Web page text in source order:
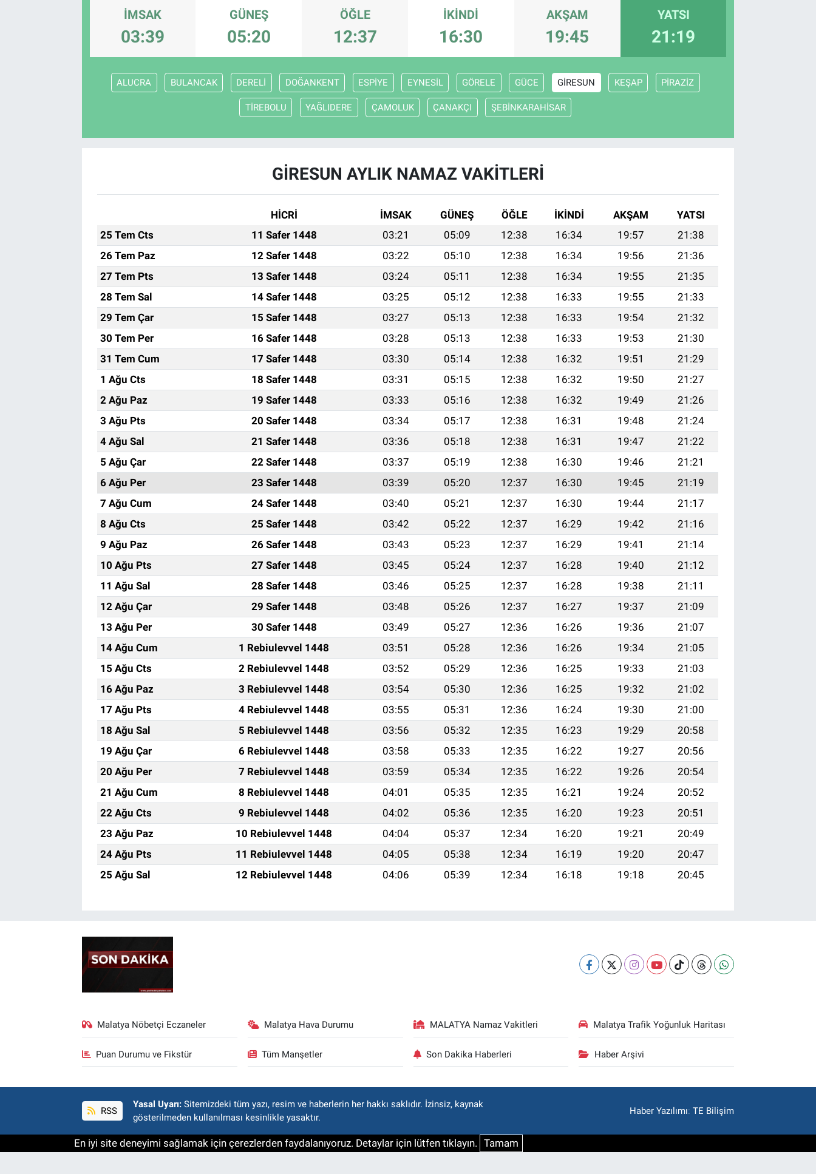
İMSAK
03:39
GÜNEŞ
05:20
ÖĞLE
12:37
İKINDI
16:30
AKŞAM
19:45
YATSI
21:19
ALUCRA BULANCAK DERELİ DOĞANKENT ESPİYE EYNESİL GÖRELE GÜCE GİRESUN KEŞAP PİRAZİZ
TİREBOLU YAĞLIDERE ÇAMOLUK ÇANAKÇI ŞEBİNKARAHİSAR
GİRESUN AYLIK NAMAZ VAKITLERI
HİCRİ İMSAK GÜNEŞ ÖĞLE İKINDI AKŞAM
YATSI
25 Tem Cts
11 Safer 1448 03:21 05:09 12:38 16:34 19:57
21:38
26 Tem Paz
12 Safer 1448 03:22 05:10 12:38 16:34 19:56
21:36
27 Tem Pts
13 Safer 1448 03:24 05:11 12:38 16:34 19:55
21:35
28 Tem Sal
14 Safer 1448 03:25 05:12 12:38 16:33 19:55
21:33
29 Tem Çar
15 Safer 1448 03:27 05:13 12:38 16:33 19:54
21:32
30 Tem Per
16 Safer 1448 03:28 05:13 12:38 16:33 19:53
21:30
31 Tem Cum
17 Safer 1448 03:30 05:14 12:38 16:32 19:51
21:29
1 Ağu Cts
18 Safer 1448 03:31 05:15 12:38 16:32 19:50
21:27
2 Ağu Paz
19 Safer 1448 03:33 05:16 12:38 16:32 19:49
21:26
3 Ağu Pts
20 Safer 1448 03:34 05:17 12:38 16:31 19:48
21:24
4 Ağu Sal
21 Safer 1448 03:36 05:18 12:38 16:31 19:47
21:22
5 Ağu Çar
22 Safer 1448 03:37 05:19 12:38 16:30 19:46
21:21
6 Ağu Per
23 Safer 1448 03:39 05:20 12:37 16:30 19:45
21:19
7 Ağu Cum
24 Safer 1448 03:40 05:21 12:37 16:30 19:44
21:17
8 Ağu Cts
25 Safer 1448 03:42 05:22 12:37 16:29 19:42
21:16
9 Ağu Paz
26 Safer 1448 03:43 05:23 12:37 16:29 19:41
21:14
10 Ağu Pts
27 Safer 1448 03:45 05:24 12:37 16:28 19:40
21:12
11 Ağu Sal
28 Safer 1448 03:46 05:25 12:37 16:28 19:38
21:11
12 Ağu Çar
29 Safer 1448 03:48 05:26 12:37 16:27 19:37
21:09
13 Ağu Per
30 Safer 1448 03:49 05:27 12:36 16:26 19:36
21:07
14 Ağu Cum
1 Rebiulevvel 1448 03:51 05:28 12:36 16:26 19:34
21:05
15 Ağu Cts
2 Rebiulevvel 1448 03:52 05:29 12:36 16:25 19:33
21:03
16 Ağu Paz
3 Rebiulevvel 1448 03:54 05:30 12:36 16:25 19:32
21:02
17 Ağu Pts
4 Rebiulevvel 1448 03:55 05:31 12:36 16:24 19:30
21:00
18 Ağu Sal
5 Rebiulevvel 1448 03:56 05:32 12:35 16:23 19:29
20:58
19 Ağu Çar
6 Rebiulevvel 1448 03:58 05:33 12:35 16:22 19:27
20:56
20 Ağu Per
7 Rebiulevvel 1448 03:59 05:34 12:35 16:22 19:26
20:54
21 Ağu Cum
8 Rebiulevvel 1448 04:01 05:35 12:35 16:21 19:24
20:52
22 Ağu Cts
9 Rebiulevvel 1448 04:02 05:36 12:35 16:20 19:23
20:51
23 Ağu Paz
10 Rebiulevvel 1448 04:04 05:37 12:34 16:20 19:21
20:49
24 Ağu Pts
11 Rebiulevvel 1448 04:05 05:38 12:34 16:19 19:20
20:47
25 Ağu Sal
12 Rebiulevvel 1448 04:06 05:39 12:34 16:18 19:18 20:45
Malatya Nöbetçi Eczaneler Malatya Hava Durumu MALATYA Namaz Vakitleri Malatya Trafik Yoğunluk Haritası
Puan Durumu ve Fikstür Tüm Manşetler Son Dakika Haberleri Haber Arşivi
RSS
Yasal Uyarı: Sitemizdeki tüm yazı, resim ve haberlerin her hakkı saklıdır. İzinsiz, kaynak
gösterilmeden kullanılması kesinlikle yasaktır.
Haber Yazılımı:TE Bilişim
En iyi site deneyimi sağlamak için çerezlerden faydalanıyoruz. Detaylar için lütfen tıklayın. Tamam